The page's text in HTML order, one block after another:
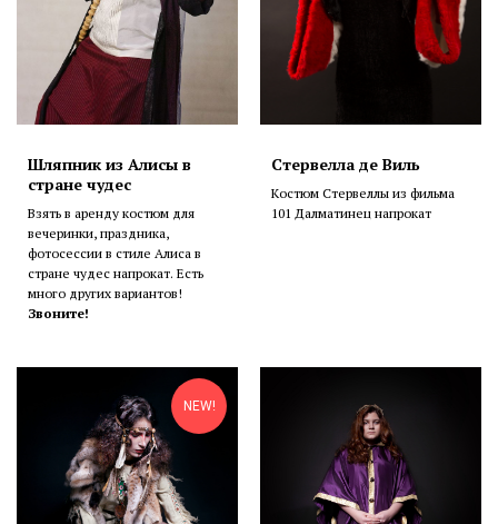
Шляпник из Алисы в
стране чудес
Взять в аренду костюм для
вечеринки, праздника,
фотосессии в стиле Алиса в
стране чудес напрокат. Есть
много других вариантов!
Звоните!
Стервелла де Виль
Костюм Стервеллы из фильма
101 Далматинец напрокат
NEW!